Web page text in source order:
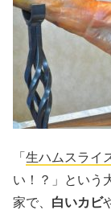
「 生ハムスライ
い！？」という
家で、 白いカビ